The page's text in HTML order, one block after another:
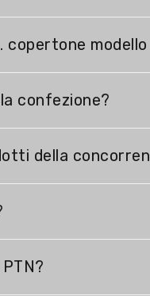
copertone modello
confezione?
della